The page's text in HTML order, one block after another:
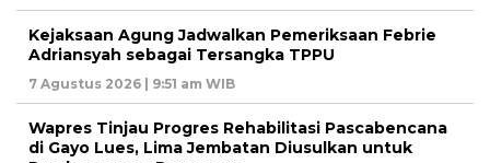
Kejaksaan Agung Jadwalkan Pemeriksaan Febrie
Adriansyah sebagai Tersangka TPPU
7 Agustus 2026 | 9:51 am WIB
Wapres Tinjau Progres Rehabilitasi Pascabencana
di Gayo Lues, Lima Jembatan Diusulkan untuk